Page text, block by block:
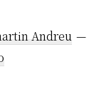
Andreu